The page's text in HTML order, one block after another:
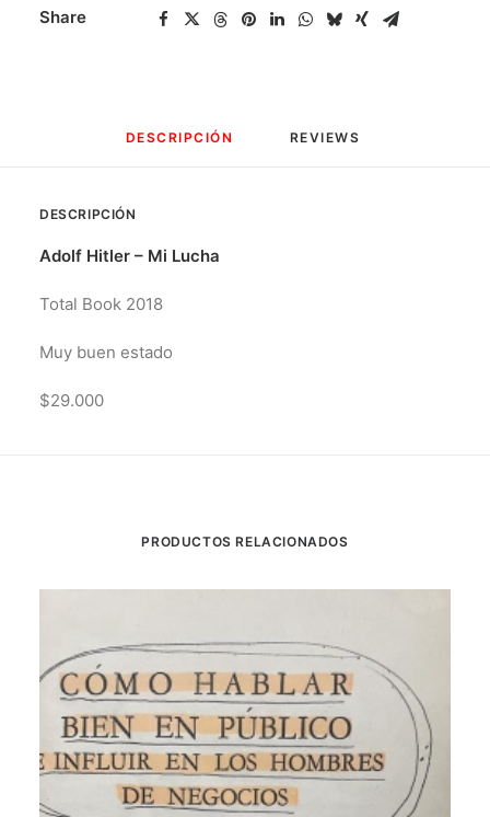
Share
DESCRIPCIÓN REVIEWS
DESCRIPCIÓN
Adolf Hitler – Mi Lucha
Total Book 2018
Muy buen estado
$29.000
PRODUCTOS RELACIONADOS